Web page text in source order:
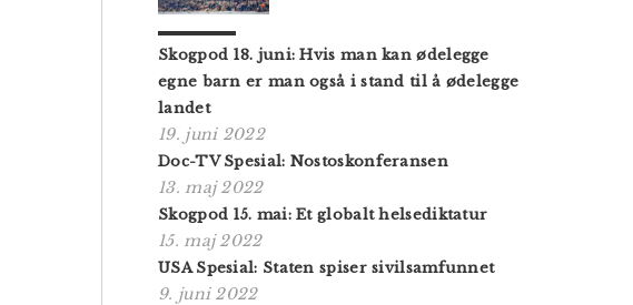
Skogpod 18. juni: Hvis man kan ødelegge
egne barn er man også i stand til å ødelegge
landet
19. juni 2022
Doc-TV Spesial: Nostoskonferansen
13. maj 2022
Skogpod 15. mai: Et globalt helsediktatur
15. maj 2022
USA Spesial: Staten spiser sivilsamfunnet
9. juni 2022